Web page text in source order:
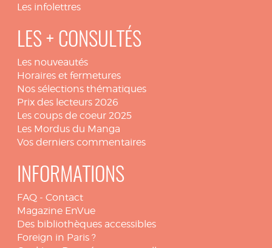
Les infolettres
LES + CONSULTÉS
Les nouveautés
Horaires et fermetures
Nos sélections thématiques
Prix des lecteurs 2026
Les coups de coeur 2025
Les Mordus du Manga
Vos derniers commentaires
INFORMATIONS
FAQ - Contact
Magazine EnVue
Des bibliothèques accessibles
Foreign in Paris ?